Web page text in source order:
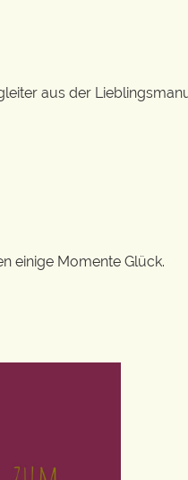
aus der
einige Momente Glück.